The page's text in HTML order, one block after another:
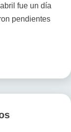
fue un día
pendientes